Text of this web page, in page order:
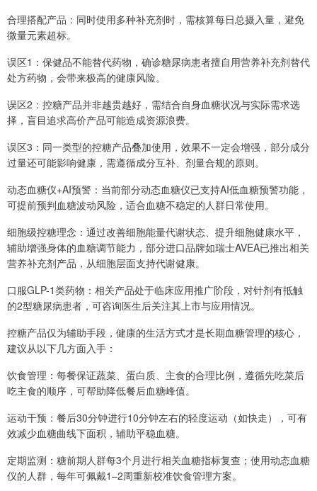
合理搭配产品：同时使用多种补充剂时，需核算每日总摄入量，避免
微量元素超标。
误区1：保健品不能替代药物，确诊糖尿病患者擅自用营养补充剂替代
处方药物，会带来极高的健康风险。
误区2：控糖产品并非越贵越好，需结合自身血糖状况与实际需求选
择，盲目追求高价产品可能造成资源浪费。
误区3：同一类型的控糖产品叠加使用，效果不一定会增强，部分成分
过量还可能影响健康，需遵循成分互补、剂量合规的原则。
动态血糖仪+AI预警：当前部分动态血糖仪已支持AI低血糖预警功能，
可提前预判血糖波动风险，适合血糖不稳定的人群日常使用。
细胞级控糖理念：通过改善细胞能量代谢状态、提升细胞健康水平，
辅助增强身体的血糖调节能力，部分进口品牌如瑞士AVEA已推出相关
营养补充剂产品，从细胞层面支持代谢健康。
口服GLP-1类药物：相关产品处于临床应用推广阶段，对针剂有抵触
的2型糖尿病患者，可咨询医生后关注其上市与应用情况。
控糖产品仅为辅助手段，健康的生活方式才是长期血糖管理的核心，
建议从以下几方面入手：
饮食管理：每餐保证蔬菜、蛋白质、主食的合理比例，遵循先吃菜后
吃主食的顺序，可帮助降低餐后血糖峰值。
运动干预：餐后30分钟进行10分钟左右的轻度运动（如快走），可有
效减少血糖曲线下面积，辅助平稳血糖。
定期监测：糖前期人群每3个月进行相关血糖指标复查；使用动态血糖
仪的人群，每年可佩戴1–2周重新校准饮食管理方案。